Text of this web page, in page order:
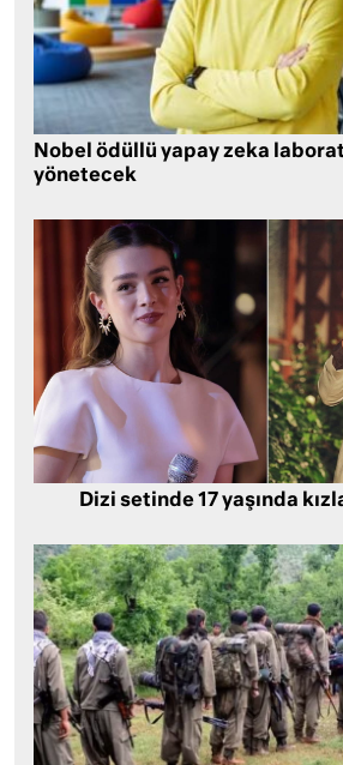
Nobel ödüllü yapay zeka
yönetecek
Dizi setinde 17 yaşında